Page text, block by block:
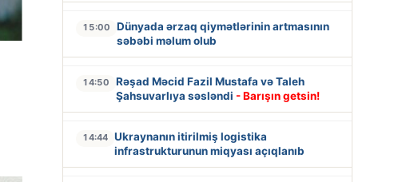
15:00
Dünyada ərzaq qiymətlərinin artmasının
səbəbi məlum olub
14:50
Rəşad Məcid Fazil Mustafa və Taleh
Şahsuvarlıya səsləndi - Barışın getsin!
14:44 Ukraynanın itirilmiş logistika
infrastrukturunun miqyası açıqlanıb